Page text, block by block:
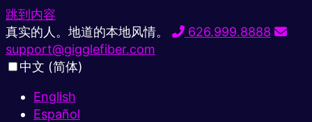
跳到内容
真实的人。地道的本地风情。
626.999.8888
support@gigglefiber.com
中文 (简体)
English
Español